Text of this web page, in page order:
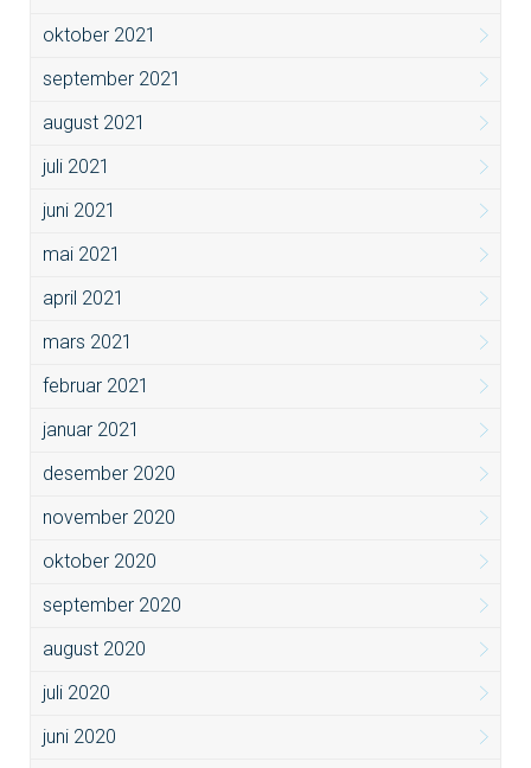
oktober 2021
september 2021
august 2021
juli 2021
juni 2021
mai 2021
april 2021
mars 2021
februar 2021
januar 2021
desember 2020
november 2020
oktober 2020
september 2020
august 2020
juli 2020
juni 2020